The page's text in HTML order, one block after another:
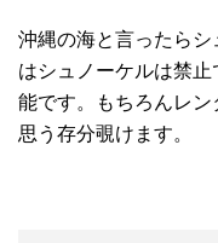
沖縄の海と言ったら
はシュノーケルは禁
能です。もちろんレ
思う存分覗けます。